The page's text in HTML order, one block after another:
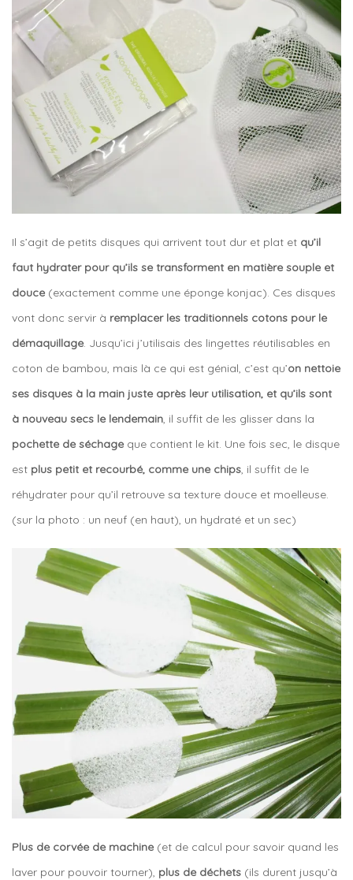
Il s’agit de petits disques qui arrivent tout dur et plat et qu’il
faut hydrater pour qu’ils se transforment en matière souple et
douce (exactement comme une éponge konjac). Ces disques
vont donc servir à remplacer les traditionnels cotons pour le
démaquillage. Jusqu’ici j’utilisais des lingettes réutilisables en
coton de bambou, mais là ce qui est génial, c’est qu’on nettoie
ses disques à la main juste après leur utilisation, et qu’ils sont
à nouveau secs le lendemain, il suffit de les glisser dans la
pochette de séchage que contient le kit. Une fois sec, le disque
est plus petit et recourbé, comme une chips, il suffit de le
réhydrater pour qu’il retrouve sa texture douce et moelleuse.
(sur la photo : un neuf (en haut), un hydraté et un sec)
Plus de corvée de machine (et de calcul pour savoir quand les
laver pour pouvoir tourner), plus de déchets (ils durent jusqu’à